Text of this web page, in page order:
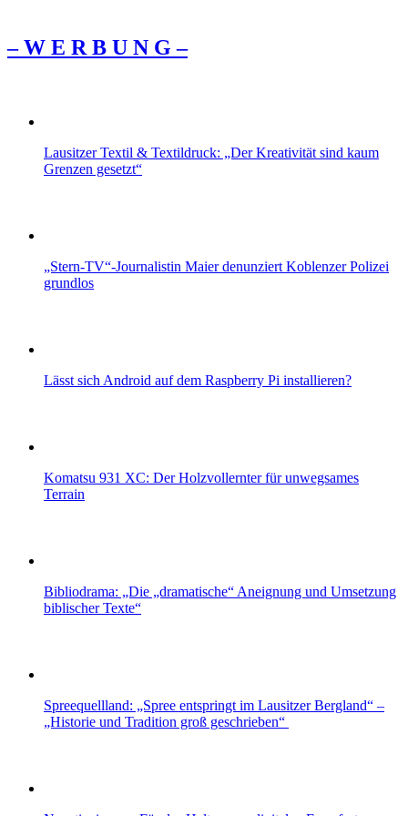
– W Ε R Β U Ν G –
Lausitzer Textil & Textildruck: „Der Kreativität sind kaum
Grenzen gesetzt“
„Stern-TV“-Journalistin Maier denunziert Koblenzer Polizei
grundlos
Lässt sich Android auf dem Raspberry Pi installieren?
Komatsu 931 XC: Der Holzvollernter für unwegsames
Terrain
Bibliodrama: „Die „dramatische“ Aneignung und Umsetzung
biblischer Texte“
Spreequellland: „Spree entspringt im Lausitzer Bergland“ –
„Historie und Tradition groß geschrieben“